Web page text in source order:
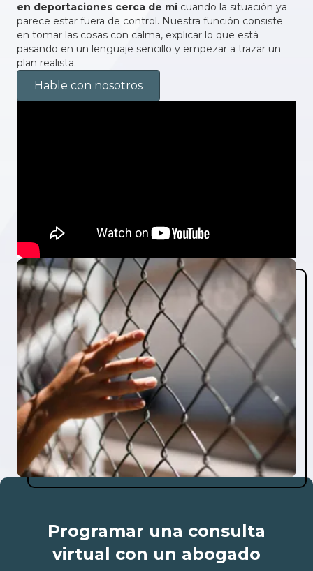
en deportaciones cerca de mícuando la situación ya
parece estar fuera de control. Nuestra función consiste
en tomar las cosas con calma, explicar lo que está
pasando en un lenguaje sencillo y empezar a trazar un
plan realista.
Hable con nosotros
Programar una consulta
virtual con un abogado